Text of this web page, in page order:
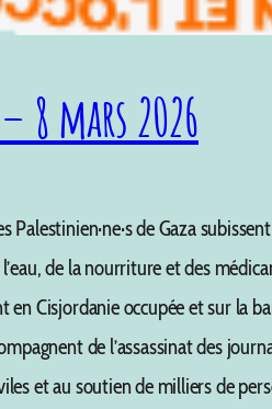
8 mars 2026
Palestinien·ne·s de Gaza
de la nourriture et des
en Cisjordanie occupée et sur la
de l’assassinat des
et au soutien de milliers de